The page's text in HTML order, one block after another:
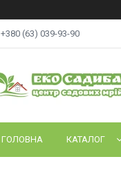
+380 (63) 039-93-90
ГОЛОВНА КАТАЛОГ